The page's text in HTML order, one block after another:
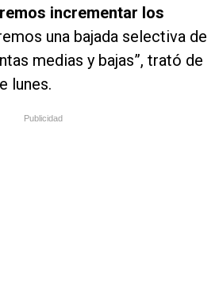
incrementar los
una bajada selectiva de
medias y bajas”, trató de
lunes.
Publicidad